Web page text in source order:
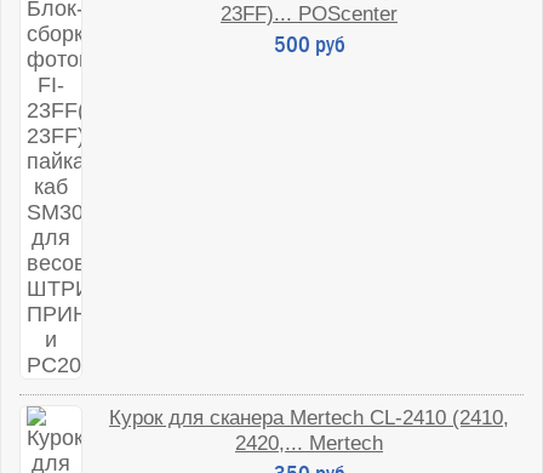
23FF)... POScenter
500 руб
Курок для сканера Mertech CL-2410 (2410,
2420,... Mertech